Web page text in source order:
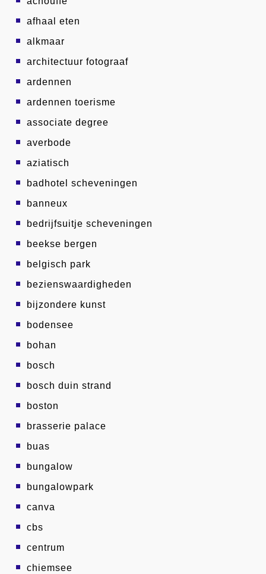
afhaal eten
alkmaar
architectuur fotograaf
ardennen
ardennen toerisme
associate degree
averbode
aziatisch
badhotel scheveningen
banneux
bedrijfsuitje scheveningen
beekse bergen
belgisch park
bezienswaardigheden
bijzondere kunst
bodensee
bohan
bosch
bosch duin strand
boston
brasserie palace
buas
bungalow
bungalowpark
canva
cbs
centrum
chiemsee